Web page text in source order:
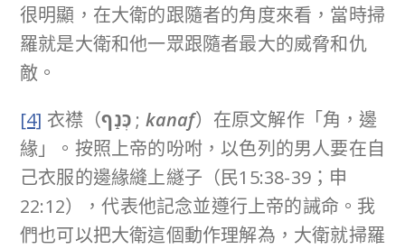
很明顯，在大衛的跟隨者的角度來看，當時掃
羅就是大衛和他一眾跟隨者最大的威脅和仇
敵。
[4] 衣襟（כְּנַֽף ; kanaf）在原文解作「角，邊
緣」。按照上帝的吩咐，以色列的男人要在自
己衣服的邊緣縫上繸子（民15:38-39；申
22:12），代表他記念並遵行上帝的誡命。我
們也可以把大衛這個動作理解為，大衛就掃羅